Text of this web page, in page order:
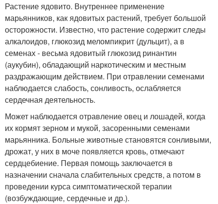
Растение ядовито. Внутреннее применение
марьянников, как ядовитых растений, требует большой
осторожности. Известно, что растение содержит следы
алкалоидов, глюкозид меломпикрит (дульцит), а в
семенах - весьма ядовитый глюкозид ринантин
(аукубин), обладающий наркотическим и местным
раздражающим действием. При отравлении семенами
наблюдается слабость, сонливость, ослабляется
сердечная деятельность.
Может наблюдается отравление овец и лошадей, когда
их кормят зерном и мукой, засоренными семенами
марьянника. Больные животные становятся сонливыми,
дрожат, у них в моче появляется кровь, отмечают
сердцебиение. Первая помощь заключается в
назначении сначала слабительных средств, а потом в
проведении курса симптоматической терапии
(возбуждающие, сердечные и др.).